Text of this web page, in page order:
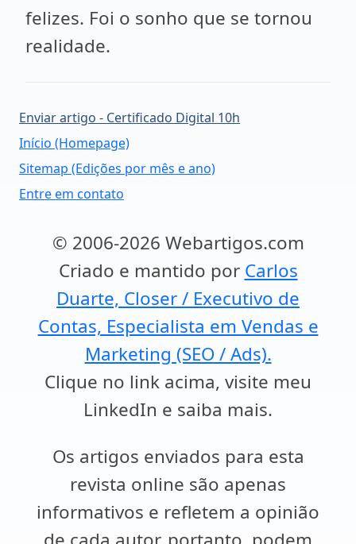
felizes. Foi o sonho que se tornou
realidade.
Enviar artigo - Certificado Digital 10h
Início (Homepage)
Sitemap (Edições por mês e ano)
Entre em contato
© 2006-2026 Webartigos.com
Criado e mantido por Carlos
Duarte, Closer / Executivo de
Contas, Especialista em Vendas e
Marketing (SEO / Ads).
Clique no link acima, visite meu
LinkedIn e saiba mais.
Os artigos enviados para esta
revista online são apenas
informativos e refletem a opinião